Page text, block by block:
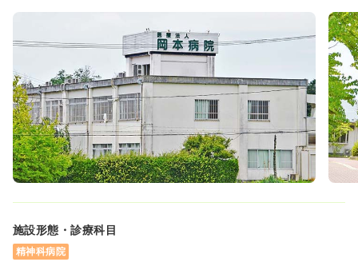
施設形態・診療科目
精神科病院